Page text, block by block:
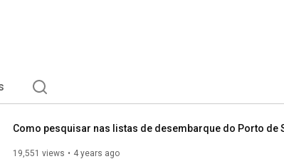
19,551 views 4 years ago